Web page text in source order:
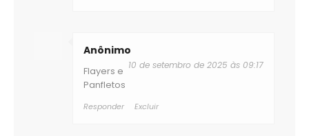
Anônimo
10 de setembro de 2025 às 09:17
Flayers e
Panfletos
Responder Excluir